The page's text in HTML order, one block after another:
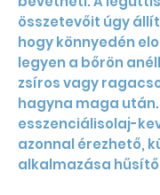
összetevőit úgy
hogy könnyedén
legyen a bőrön
zsíros vagy
hagyna maga után.
esszenciálisolaj-
azonnal érezhető,
alkalmazása